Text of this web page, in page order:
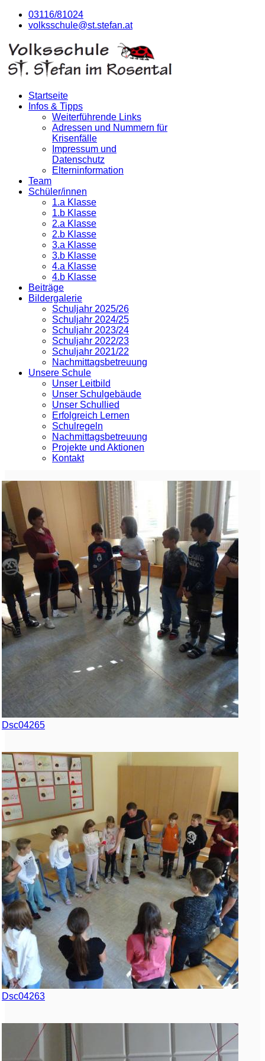
03116/81024
volksschule@st.stefan.at
Startseite
Infos & Tipps
Weiterführende Links
Adressen und Nummern für
Krisenfälle
Impressum und
Datenschutz
Elterninformation
Team
Schüler/innen
1.a Klasse
1.b Klasse
2.a Klasse
2.b Klasse
3.a Klasse
3.b Klasse
4.a Klasse
4.b Klasse
Beiträge
Bildergalerie
Schuljahr 2025/26
Schuljahr 2024/25
Schuljahr 2023/24
Schuljahr 2022/23
Schuljahr 2021/22
Nachmittagsbetreuung
Unsere Schule
Unser Leitbild
Unser Schulgebäude
Unser Schullied
Erfolgreich Lernen
Schulregeln
Nachmittagsbetreuung
Projekte und Aktionen
Kontakt
Dsc04265
Dsc04263